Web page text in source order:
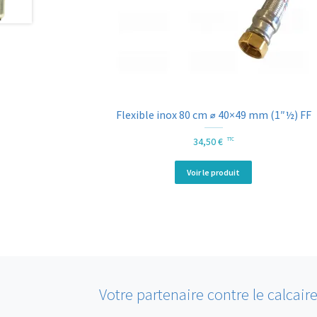
Flexible inox 80 cm ⌀ 40×49 mm (1″½) FF
34,50€ TTC
Voir le produit
Votre partenaire contre le